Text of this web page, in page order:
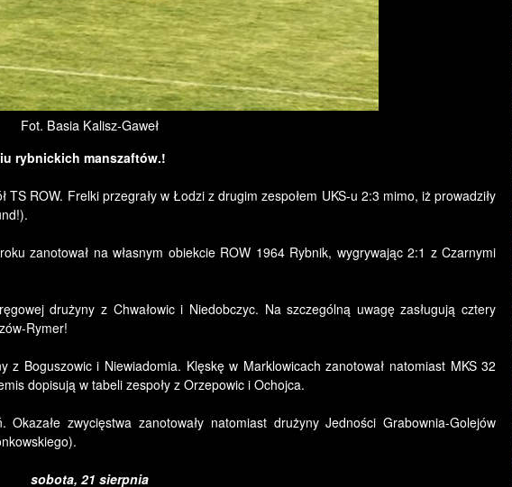
Fot. Basia Kalisz-Gaweł
rybnickich manszaftów.!
ROW. Frelki przegrały w Łodzi z drugim zespołem UKS-u 2:3 mimo, iż prowadziły
zanotował na własnym obiekcie ROW 1964 Rybnik, wygrywając 2:1 z Czarnymi
drużyny z Chwałowic i Niedobczyc. Na szczególną uwagę zasługują cztery
Rymer!
Boguszowic i Niewiadomia. Klęskę w Marklowicach zanotował natomiast MKS 32
dopisują w tabeli zespoły z Orzepowic i Ochojca.
zwycięstwa zanotowały natomiast drużyny Jedności Grabownia-Golejów
sobota, 21 sierpnia